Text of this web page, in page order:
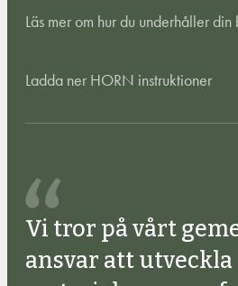
Läs mer om hur du underhåller din
Ladda ner HORN instruktioner
Vi tror på vårt
ansvar att utveckla